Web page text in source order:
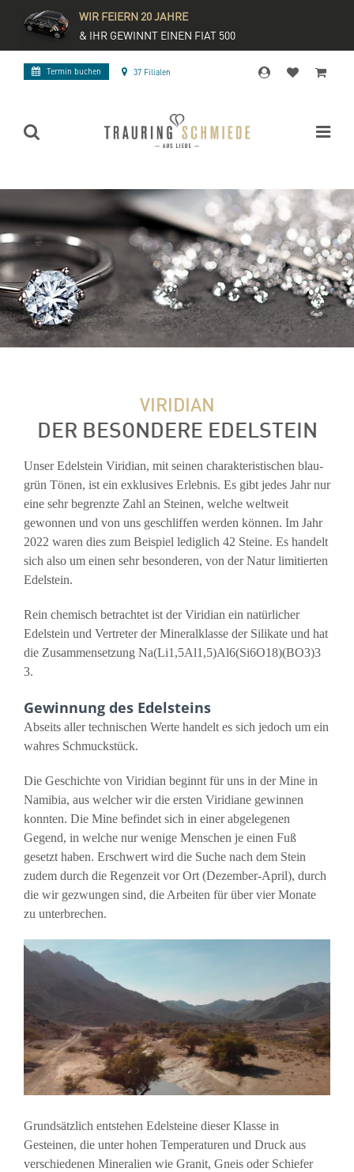
WIR FEIERN 20 JAHRE
& IHR GEWINNT EINEN FIAT 500
Termin buchen 37 Filialen
VIRIDIAN
DER BESONDERE EDELSTEIN
Unser Edelstein Viridian, mit seinen charakteristischen blau-
grün Tönen, ist ein exklusives Erlebnis. Es gibt jedes Jahr nur
eine sehr begrenzte Zahl an Steinen, welche weltweit
gewonnen und von uns geschliffen werden können. Im Jahr
2022 waren dies zum Beispiel lediglich 42 Steine. Es handelt
sich also um einen sehr besonderen, von der Natur limitierten
Edelstein.
Rein chemisch betrachtet ist der Viridian ein natürlicher
Edelstein und Vertreter der Mineralklasse der Silikate und hat
die Zusammensetzung Na(Li1,5Al1,5)Al6(Si6O18)(BO3)3
3.
Gewinnung des Edelsteins
Abseits aller technischen Werte handelt es sich jedoch um ein
wahres Schmuckstück.
Die Geschichte von Viridian beginnt für uns in der Mine in
Namibia, aus welcher wir die ersten Viridiane gewinnen
konnten. Die Mine befindet sich in einer abgelegenen
Gegend, in welche nur wenige Menschen je einen Fuß
gesetzt haben. Erschwert wird die Suche nach dem Stein
zudem durch die Regenzeit vor Ort (Dezember-April), durch
die wir gezwungen sind, die Arbeiten für über vier Monate
zu unterbrechen.
Grundsätzlich entstehen Edelsteine dieser Klasse in
Gesteinen, die unter hohen Temperaturen und Druck aus
verschiedenen Mineralien wie Granit, Gneis oder Schiefer